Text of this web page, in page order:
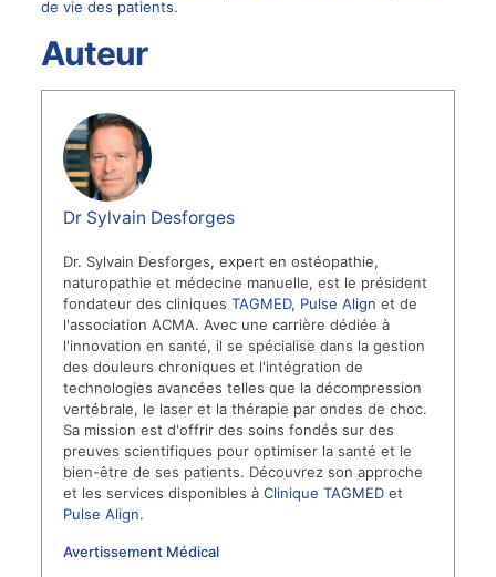
de vie des patients.
Auteur
Dr Sylvain Desforges
Dr. Sylvain Desforges, expert en ostéopathie,
naturopathie et médecine manuelle, est le président
fondateur des cliniquesTAGMED, Pulse Align et de
l'association ACMA. Avec une carrière dédiée à
l'innovation en santé, il se spécialise dans la gestion
des douleurs chroniques et l'intégration de
technologies avancées telles que la décompression
vertébrale, le laser et la thérapie par ondes de choc.
Sa mission est d'offrir des soins fondés sur des
preuves scientifiques pour optimiser la santé et le
bien-être de ses patients. Découvrez son approche
et les services disponibles àClinique TAGMED et
Pulse Align.
Avertissement Médical